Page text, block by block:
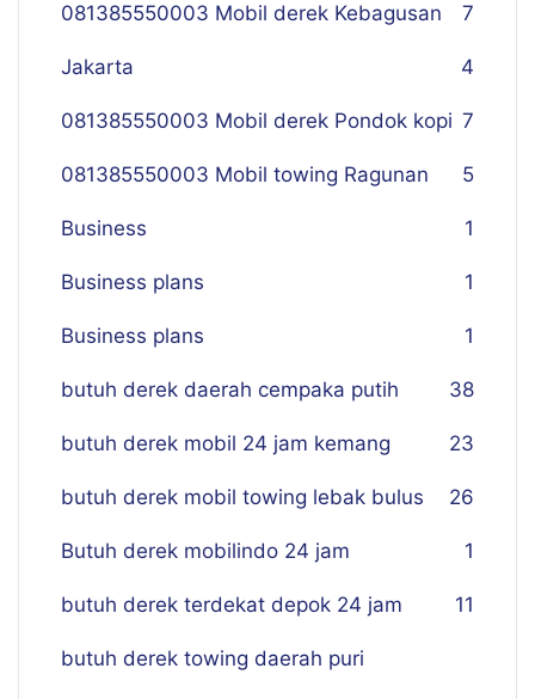
7
081385550003 Mobil derek Kebagusan
Jakarta 4
081385550003 Mobil derek Pondok kopi 7
081385550003 Mobil towing Ragunan 5
Business 1
Business plans 1
Business plans 1
butuh derek daerah cempaka putih 38
butuh derek mobil 24 jam kemang 23
butuh derek mobil towing lebak bulus 26
Butuh derek mobilindo 24 jam 1
butuh derek terdekat depok 24 jam 11
butuh derek towing daerah puri